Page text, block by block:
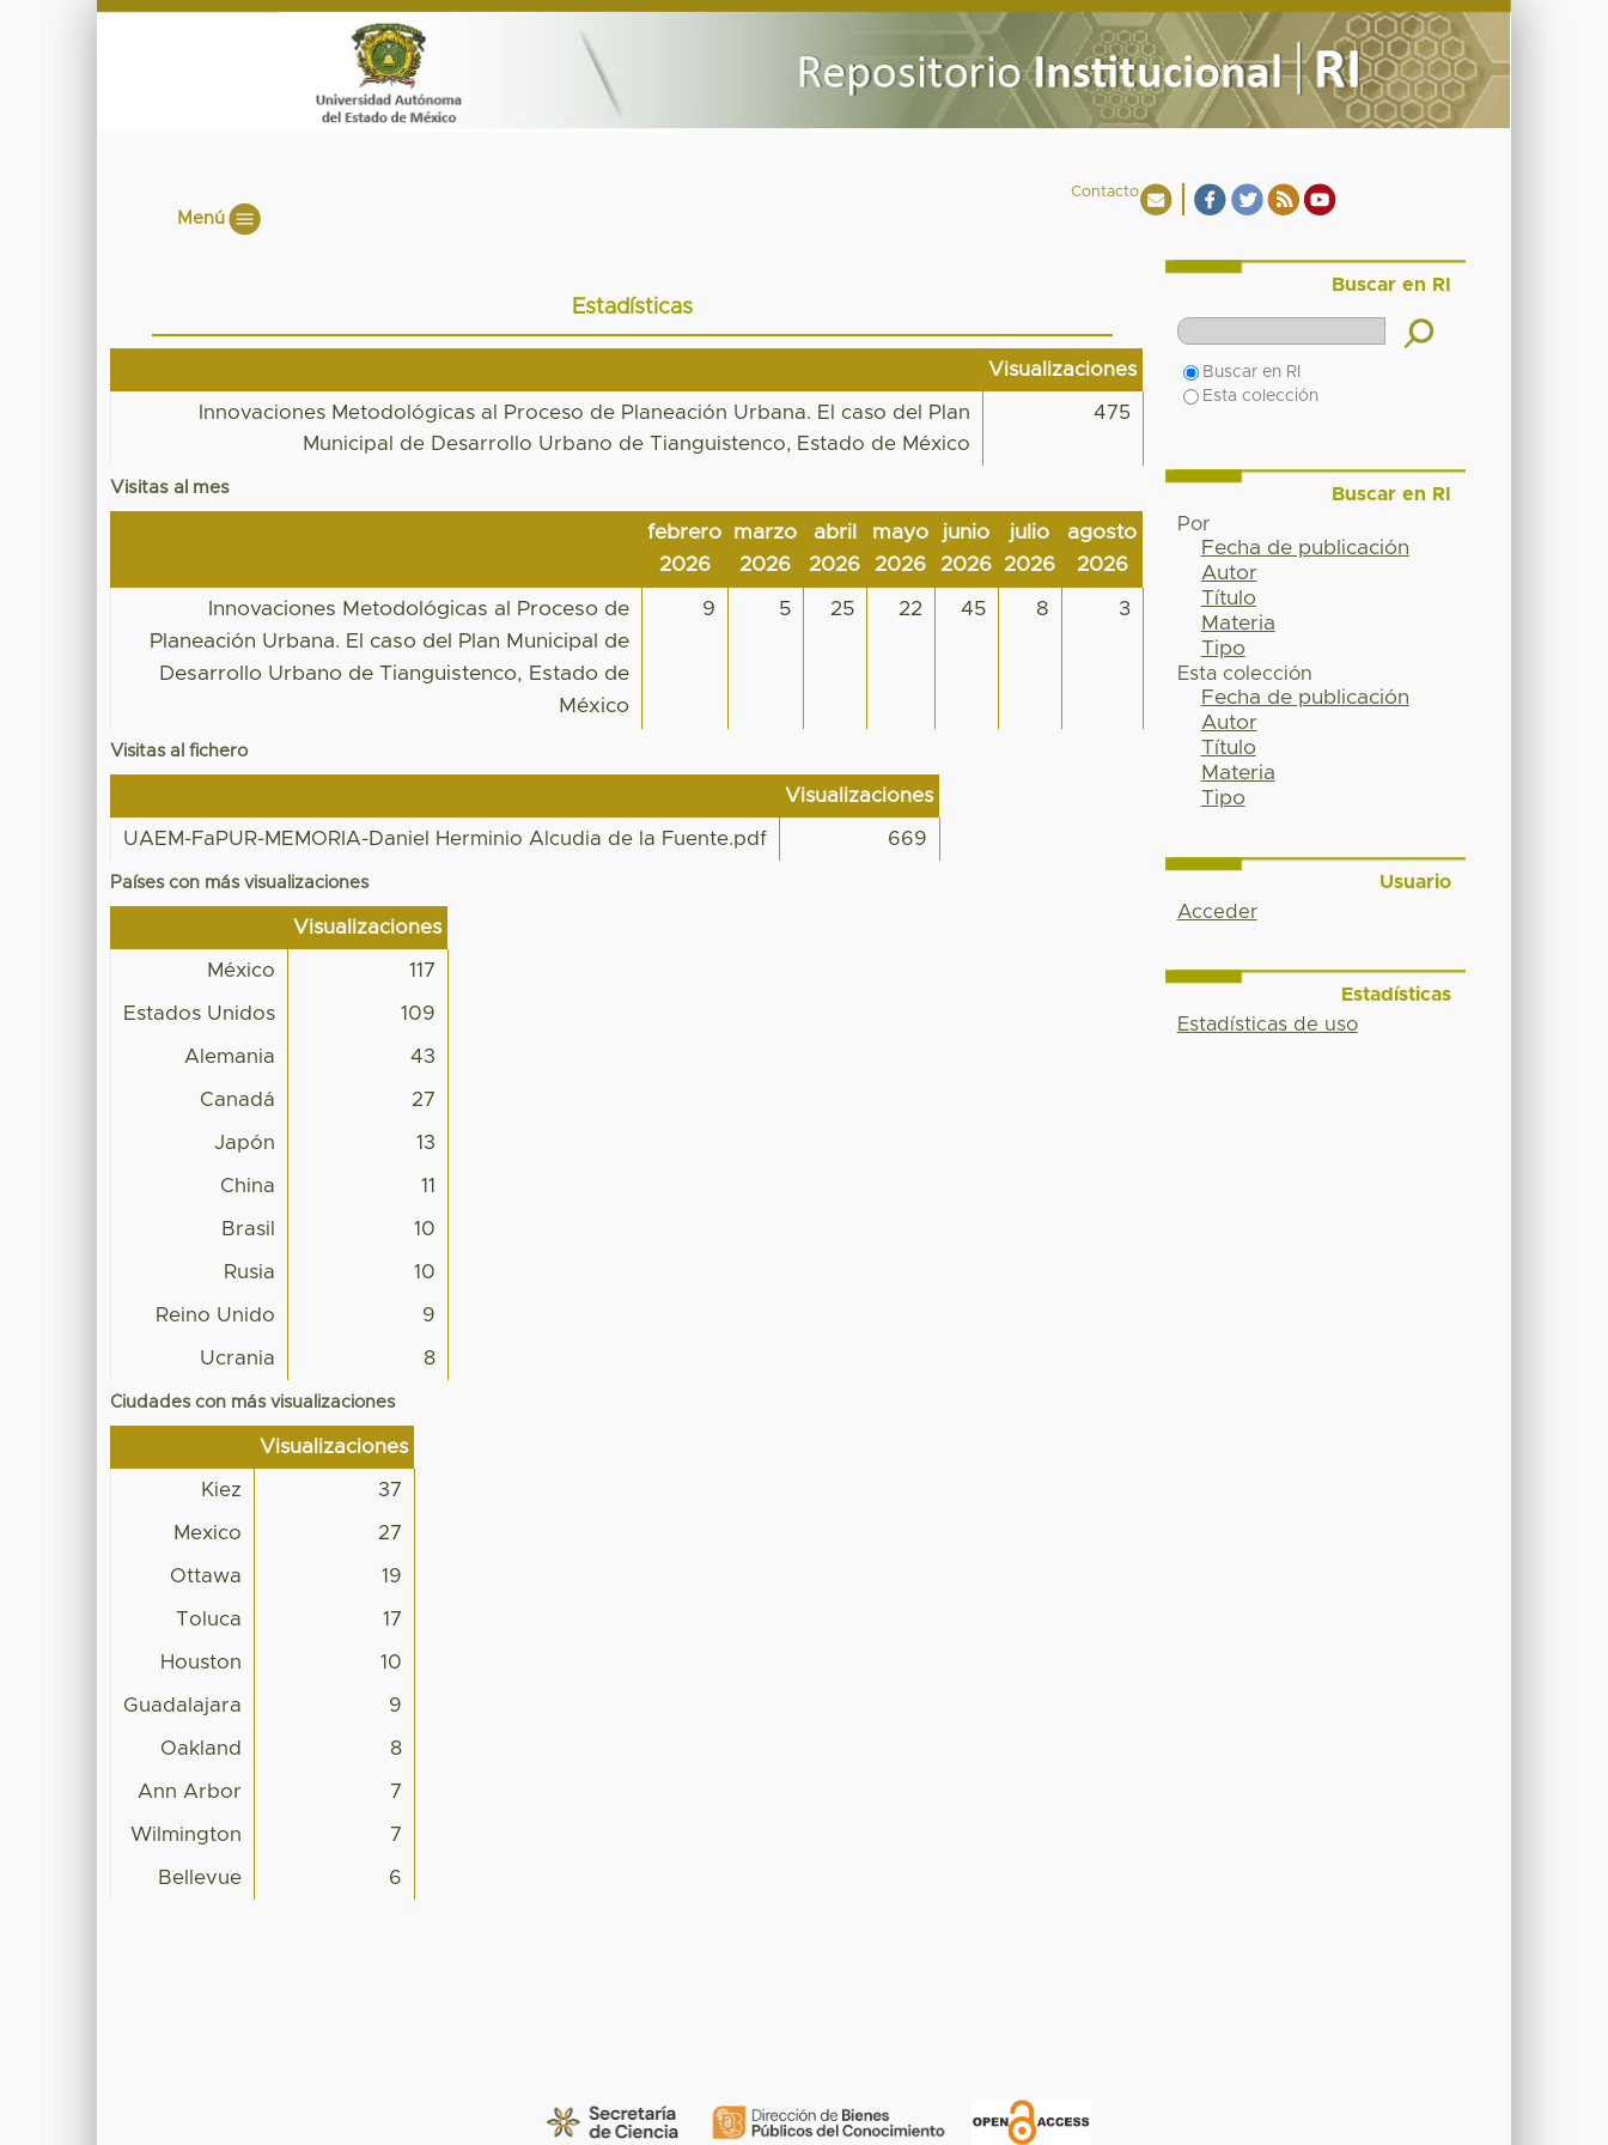
Contacto
Menú
Estadísticas
Visualizaciones
Innovaciones Metodológicas al Proceso de Planeación Urbana. El caso del Plan
Municipal de Desarrollo Urbano de Tianguistenco, Estado de México
475
Visitas al mes
febrero
2026
marzo
2026
abril
2026
mayo
2026
junio
2026
julio
2026
agosto
2026
Innovaciones Metodológicas al Proceso de
Planeación Urbana. El caso del Plan Municipal de
Desarrollo Urbano de Tianguistenco, Estado de
México
9 5 25 22 45 8 3
Visitas al fichero
Visualizaciones
UAEM-FaPUR-MEMORIA-Daniel Herminio Alcudia de la Fuente.pdf 669
Países con más visualizaciones
Visualizaciones
México 117
Estados Unidos 109
Alemania 43
Canadá 27
Japón 13
China 11
Brasil 10
Rusia 10
Reino Unido 9
Ucrania 8
Ciudades con más visualizaciones
Visualizaciones
Kiez 37
Mexico 27
Ottawa 19
Toluca 17
Houston 10
Guadalajara 9
Oakland 8
Ann Arbor 7
Wilmington 7
Bellevue 6
Buscar en RI
Buscar en RI
Esta colección
Buscar en RI
Por
Fecha de publicación
Autor
Título
Materia
Tipo
Esta colección
Fecha de publicación
Autor
Título
Materia
Tipo
Usuario
Acceder
Estadísticas
Estadísticas de uso